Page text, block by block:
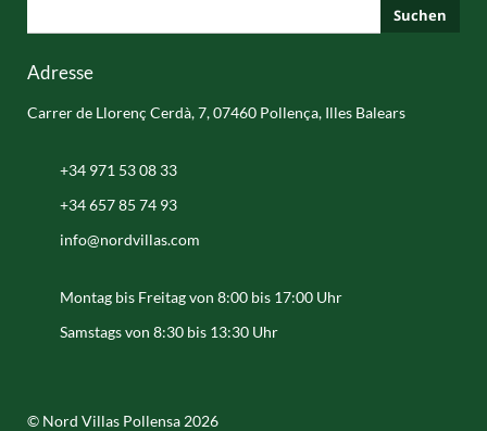
Suchen
Adresse
Carrer de Llorenç Cerdà, 7, 07460 Pollença, Illes Balears
+34 971 53 08 33
+34 657 85 74 93
info@nordvillas.com
Montag bis Freitag von 8:00 bis 17:00 Uhr
Samstags von 8:30 bis 13:30 Uhr
© Nord Villas Pollensa 2026